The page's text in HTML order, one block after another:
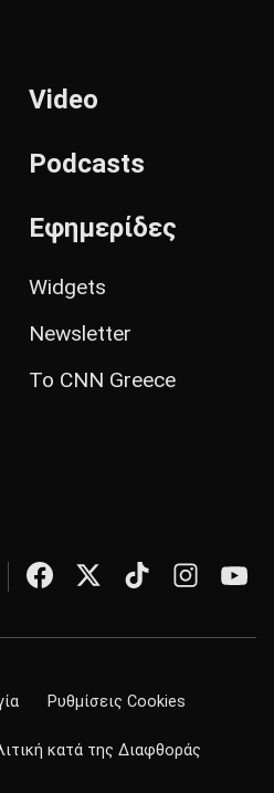
Video
Podcasts
Εφημερίδες
Widgets
Newsletter
Το CNN Greece
Ρυθμίσεις Cookies
κατά της Διαφθοράς